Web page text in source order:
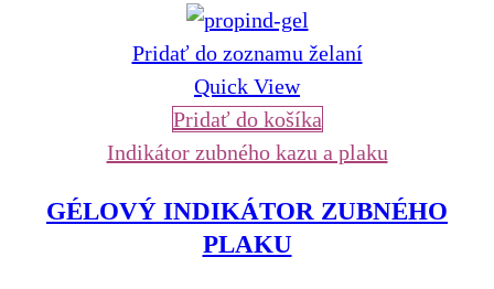
Pridať do zoznamu želaní
Quick View
Pridať do košíka
Indikátor zubného kazu a plaku
GÉLOVÝ INDIKÁTOR ZUBNÉHO
PLAKU